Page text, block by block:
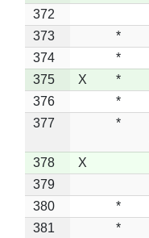
372
373
*
374
*
375
X *
376
*
377
*
378
X
379
380
*
381
*